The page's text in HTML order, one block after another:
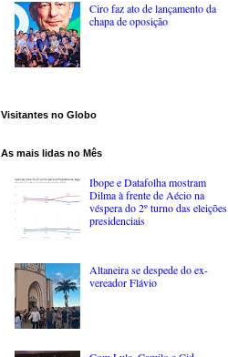
Ciro faz ato de lançamento da
chapa de oposição
Visitantes no Globo
As mais lidas no Mês
Ibope e Datafolha mostram
Dilma à frente de Aécio na
véspera do 2º turno das eleições
presidenciais
Altaneira se despede do ex-
vereador Flávio